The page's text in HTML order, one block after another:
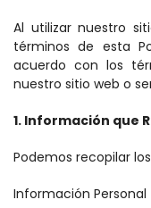
Al utilizar nuestro
términos de esta
acuerdo con los
nuestro sitio web o
1. Información que
Podemos recopilar
Información Personal